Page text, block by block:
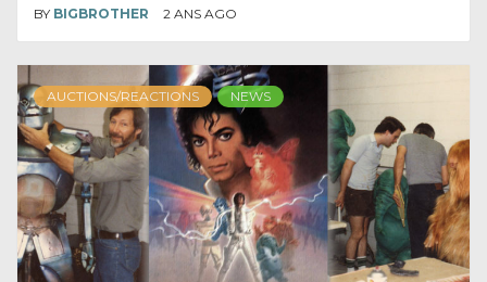
BY BIGBROTHER 2 ANS AGO
AUCTIONS/REACTIONS NEWS